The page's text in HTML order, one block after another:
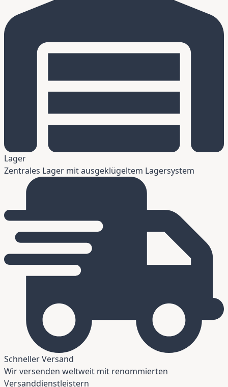
Lager
Zentrales Lager mit ausgeklügeltem Lagersystem
Schneller Versand
Wir versenden weltweit mit renommierten
Versanddienstleistern